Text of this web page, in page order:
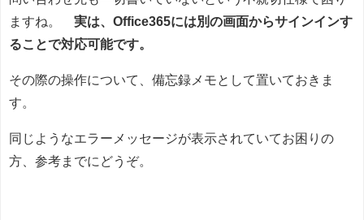
ますね。 実は、Office365には別の画面からサインインす
ることで対応可能です。
その際の操作について、備忘録メモとして置いておきま
す。
同じようなエラーメッセージが表示されていてお困りの
方、参考までにどうぞ。